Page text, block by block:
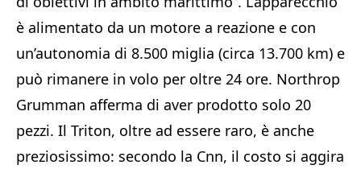
è alimentato da un motore a reazione e con
un’autonomia di 8.500 miglia (circa 13.700 km) e
può rimanere in volo per oltre 24 ore. Northrop
Grumman afferma di aver prodotto solo 20
pezzi. Il Triton, oltre ad essere raro, è anche
preziosissimo: secondo la Cnn, il costo si aggira